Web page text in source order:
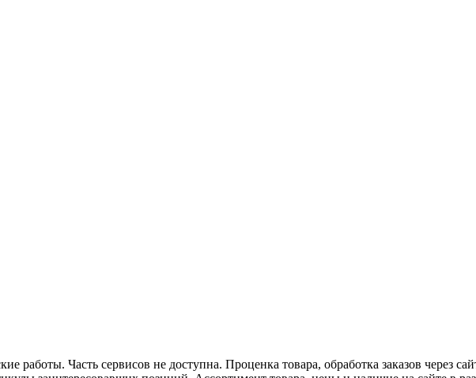
работы. Часть сервисов не доступна. Проценка товара, обработка заказов через